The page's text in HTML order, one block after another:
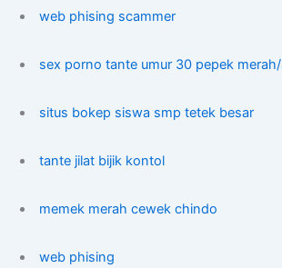
web phising scammer
sex porno tante umur 30 pepek
situs bokep siswa smp tetek besar
tante jilat bijik kontol
memek merah cewek chindo
web phising